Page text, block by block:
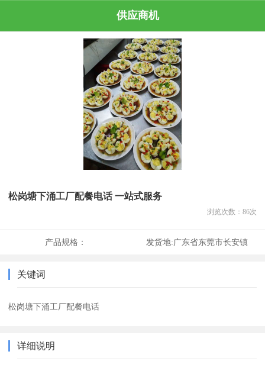
供应商机
松岗塘下涌工厂配餐电话 一站式服务
浏览次数： 86次
产品规格： 发货地:广东省东莞市长安镇
关键词
松岗塘下涌工厂配餐电话
详细说明